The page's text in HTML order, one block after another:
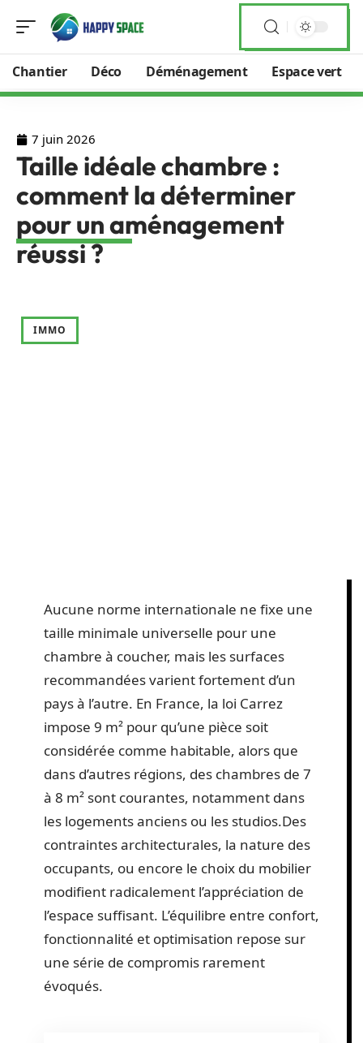
Chantier Déco Déménagement Espace vert
7 juin 2026
Taille idéale chambre :
comment la déterminer
pour un aménagement
réussi ?
IMMO
Aucune norme internationale ne fixe une
taille minimale universelle pour une
chambre à coucher, mais les surfaces
recommandées varient fortement d’un
pays à l’autre. En France, la loi Carrez
impose 9 m² pour qu’une pièce soit
considérée comme habitable, alors que
dans d’autres régions, des chambres de 7
à 8 m² sont courantes, notamment dans
les logements anciens ou les studios.Des
contraintes architecturales, la nature des
occupants, ou encore le choix du mobilier
modifient radicalement l’appréciation de
l’espace suffisant. L’équilibre entre confort,
fonctionnalité et optimisation repose sur
une série de compromis rarement
évoqués.